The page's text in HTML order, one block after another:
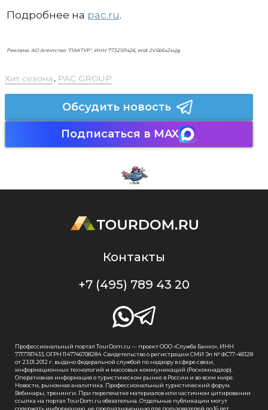
Подробнее на pac.ru.
Реклама. АО Агентство "ПАКТУР", ИНН 7732101426, erid: 2VSb5x2xujg
Хит сезона , PAC GROUP
Обсудить новость
Подписаться в MAX
Контакты
+7 (495) 789 43 20
Профессиональный портал TourDom.ru — проект ООО «Служба Банко», ИНН
7717787433, ОГРН 1147746708284. Свидетельство о регистрации СМИ Эл № ФС77-48328
от 23.01.2012 г. выдано Федеральной службой по надзору в сфере связи,
информационных технологий и массовых коммуникаций (Роскомнадзор).
Оперативная информация о туристическом рынке в России и во всем мире.
Новости, рыночная аналитика. Профессиональный туристический форум.
Вебинары, тренинги. При перепечатке материалов или частичном цитировании
ссылка на портал TourDom.ru обязательна. Отдельные публикации могут
содержать информацию, не предназначенную для пользователей до 16 лет.